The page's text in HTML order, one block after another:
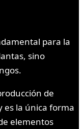
para la
sino
de
es la única forma
elementos